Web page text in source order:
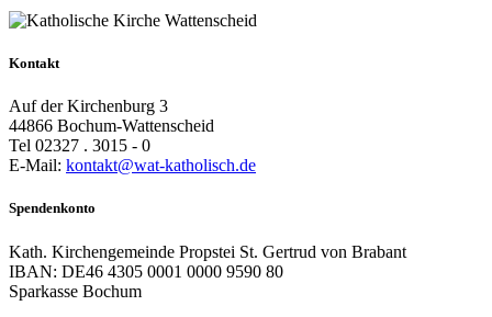
Kontakt
Auf der Kirchenburg 3
44866 Bochum-Wattenscheid
Tel 02327 . 3015 - 0
E-Mail: kontakt@wat-katholisch.de
Spendenkonto
Kath. Kirchengemeinde Propstei St. Gertrud von Brabant
IBAN: DE46 4305 0001 0000 9590 80
Sparkasse Bochum